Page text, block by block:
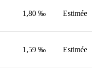
1,80 ‰ Estimée
1,59 ‰ Estimée